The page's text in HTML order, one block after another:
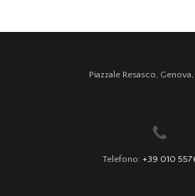
Piazzale Resasco, Genova,
Telefono: +39 010